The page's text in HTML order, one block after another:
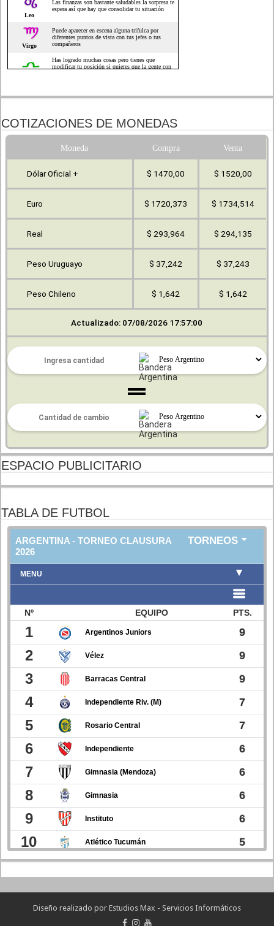
COTIZACIONES DE MONEDAS
Moneda Compra Venta
Dólar Oficial + $ 1470,00 $ 1520,00
Euro $ 1720,373 $ 1734,514
Real $ 293,964 $ 294,135
Peso Uruguayo $ 37,242 $ 37,243
Peso Chileno $ 1,642 $ 1,642
Actualizado: 07/08/2026 17:57:00
ESPACIO PUBLICITARIO
TABLA DE FUTBOL
Diseño realizado por Estudios Max - Servicios Informáticos